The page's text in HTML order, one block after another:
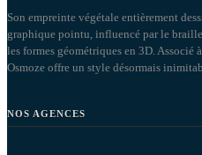
Son empreinte végétale entièrement
graphique pointu, influencé par le
les formes géométriques en 3D. Associé
Osmoze offre un style désormais
NOS AGENCES